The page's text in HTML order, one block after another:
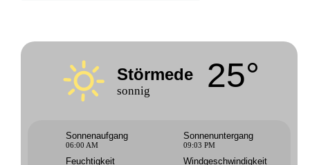
Störmede
sonnig 25°
Sonnenaufgang
06:00 AM
Sonnenuntergang
09:03 PM
Feuchtigkeit Windgeschwindigkeit